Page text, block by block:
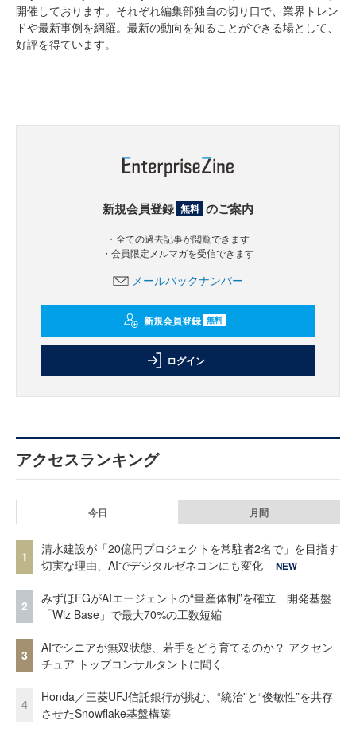
開催しております。それぞれ編集部独自の切り口で、業界トレン
ドや最新事例を網羅。最新の動向を知ることができる場として、
好評を得ています。
新規会員登録 無料 のご案内
・全ての過去記事が閲覧できます
・会員限定メルマガを受信できます
メールバックナンバー
新規会員登録 無料
ログイン
アクセスランキング
今日 月間
1
清水建設が「20億円プロジェクトを常駐者2名で」を目指す
切実な理由、AIでデジタルゼネコンにも変化
NEW
2
みずほFGがAIエージェントの“量産体制”を確立 開発基盤
「Wiz Base」で最大70%の工数短縮
3
AIでシニアが無双状態、若手をどう育てるのか？ アクセン
チュア トップコンサルタントに聞く
4
Honda／三菱UFJ信託銀行が挑む、“統治”と“俊敏性”を共存
させたSnowflake基盤構築